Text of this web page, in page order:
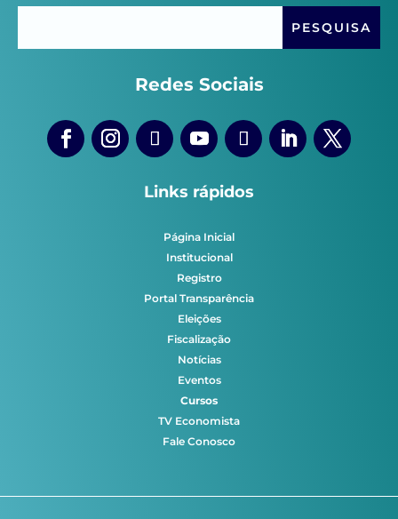
Redes Sociais
Links rápidos
Página Inicial
Institucional
Registro
Portal Transparência
Eleições
Fiscalização
Notícias
Eventos
Cursos
TV Economista
Fale Conosco